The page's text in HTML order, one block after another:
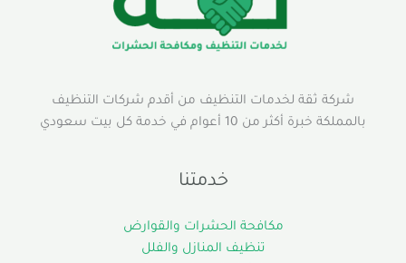
شركة ثقة لخدمات التنظيف من أقدم شركات التنظيف
بالمملكة خبرة أكثر من 10 أعوام في خدمة كل بيت سعودي
خدمتنا
مكافحة الحشرات والقوارض
تنظيف المنازل والفلل